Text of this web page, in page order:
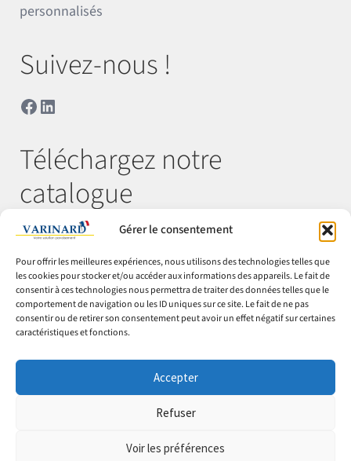
Gérer le consentement
Pour offrir les meilleures expériences, nous utilisons des technologies telles que
les cookies pour stocker et/ou accéder aux informations des appareils. Le fait de
consentir à ces technologies nous permettra de traiter des données telles que le
comportement de navigation ou les ID uniques sur ce site. Le fait de ne pas
consentir ou de retirer son consentement peut avoir un effet négatif sur certaines
caractéristiques et fonctions.
Accepter
Refuser
Voir les préférences
personnalisés
Suivez-nous !
Facebook
LinkedIn
Téléchargez notre
catalogue
© Varinard 2026